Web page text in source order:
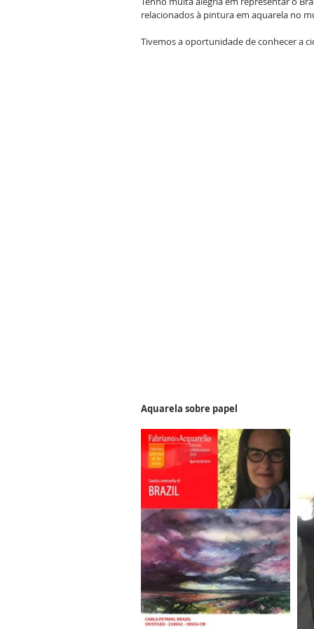
relacionados à pintura em aquarela no
Tivemos a oportunidade de conhecer a
Aquarela sobre papel